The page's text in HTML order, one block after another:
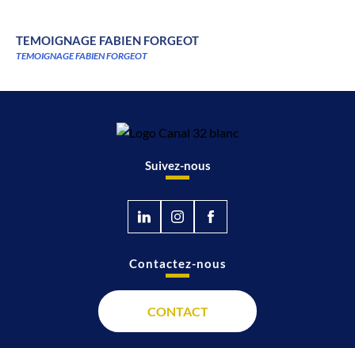
TEMOIGNAGE FABIEN FORGEOT
TEMOIGNAGE FABIEN FORGEOT
Suivez-nous
Contactez-nous
CONTACT